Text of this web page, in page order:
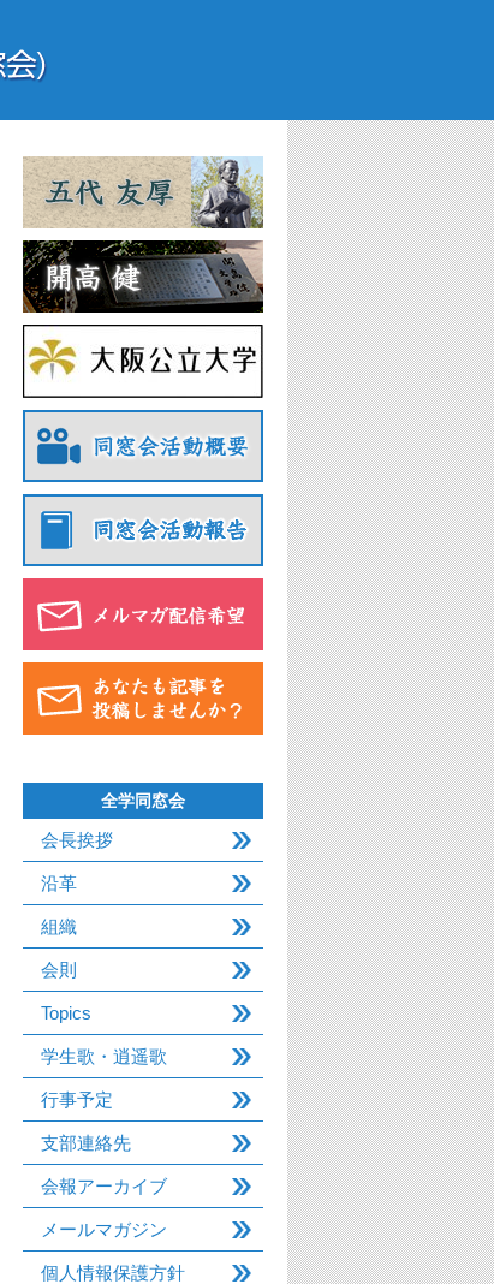
全学同窓会
会長挨拶
沿革
組織
会則
Topics
学生歌・逍遥歌
行事予定
支部連絡先
会報アーカイブ
メールマガジン
個人情報保護方針